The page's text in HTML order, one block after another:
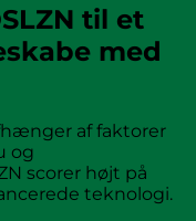
til et
med
af faktorer
og
scorer højt på
teknologi.